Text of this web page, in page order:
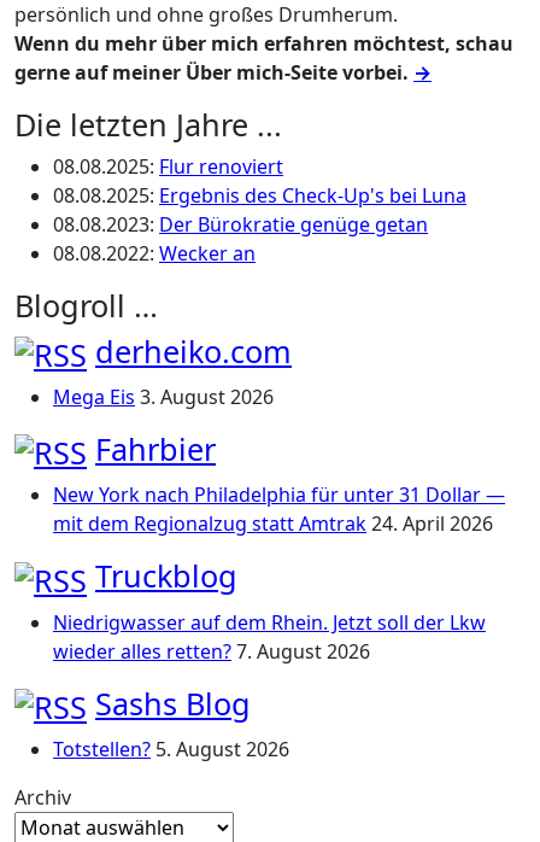
persönlich und ohne großes Drumherum.
Wenn du mehr über mich erfahren möchtest, schau
gerne auf meiner Über mich-Seite vorbei. →
Die letzten Jahre ...
08.08.2025: Flur renoviert
08.08.2025: Ergebnis des Check-Up's bei Luna
08.08.2023: Der Bürokratie genüge getan
08.08.2022: Wecker an
Blogroll …
derheiko.com
Mega Eis 3. August 2026
Fahrbier
New York nach Philadelphia für unter 31 Dollar —
mit dem Regionalzug statt Amtrak24. April 2026
Truckblog
Niedrigwasser auf dem Rhein. Jetzt soll der Lkw
wieder alles retten?7. August 2026
Sashs Blog
Totstellen? 5. August 2026
Archiv